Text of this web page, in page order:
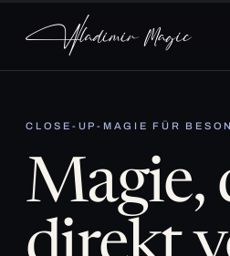
CLOSE-UP-MAGIE FÜR
Magie,